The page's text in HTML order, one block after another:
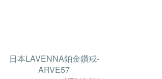
日本LAVENNA鉑金鑽戒-
ARVE57